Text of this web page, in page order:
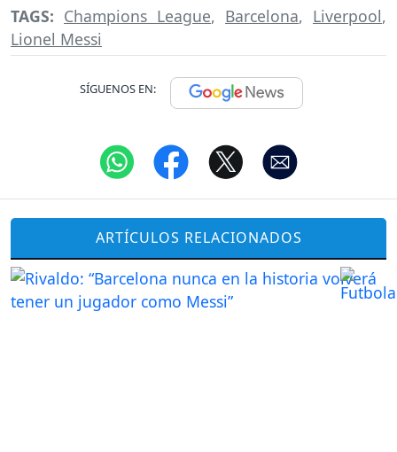
TAGS: Champions League, Barcelona, Liverpool,
Lionel Messi
SÍGUENOS EN:
ARTÍCULOS RELACIONADOS